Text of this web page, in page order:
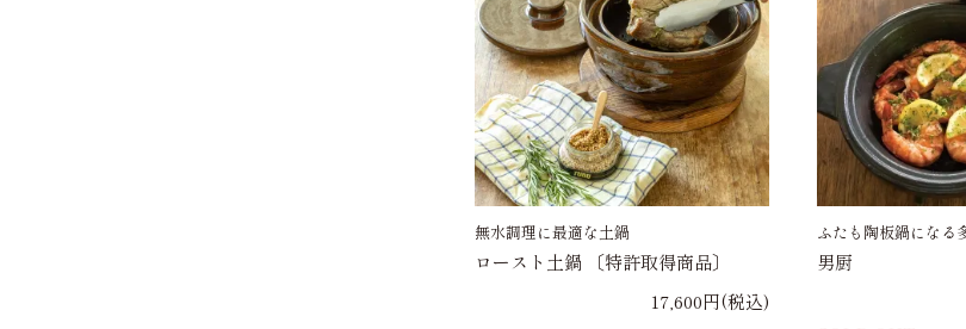
無水調理に最適な土鍋
ロースト土鍋 〔特許取得商品〕
17,600円(税込)
ふたも陶板鍋になる
男厨